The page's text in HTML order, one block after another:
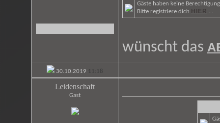
Gäste haben keine
Bitte registriere dich HIER ...
wünscht das
30.10.2019 11:18
Leidenschaft
Gast